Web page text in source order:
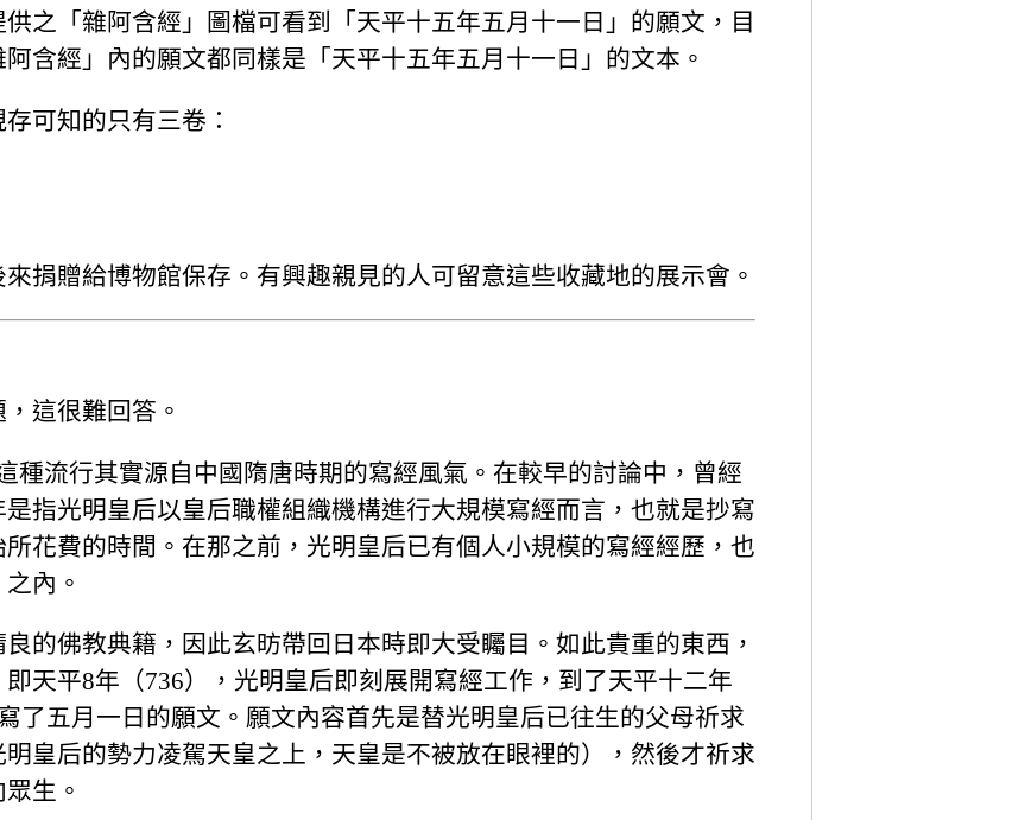
之「雜阿含經」圖檔可看到「天平十五年五月十一日」的願文，目
含經」內的願文都同樣是「天平十五年五月十一日」的文本。
可知的只有三卷：
捐贈給博物館保存。有興趣親見的人可留意這些收藏地的展示會。
這很難回答。
種流行其實源自中國隋唐時期的寫經風氣。在較早的討論中，曾經
指光明皇后以皇后職權組織機構進行大規模寫經而言，也就是抄寫
花費的時間。在那之前，光明皇后已有個人小規模的寫經經歷，也
內。
的佛教典籍，因此玄昉帶回日本時即大受矚目。如此貴重的東西，
天平8年（736），光明皇后即刻展開寫經工作，到了天平十二年
了五月一日的願文。願文內容首先是替光明皇后已往生的父母祈求
皇后的勢力凌駕天皇之上，天皇是不被放在眼裡的），然後才祈求
生。